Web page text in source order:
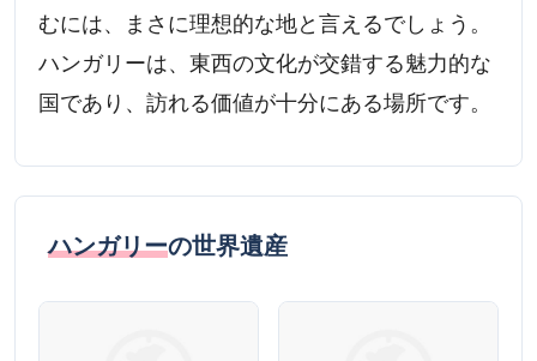
むには、まさに理想的な地と言えるでしょう。
ハンガリーは、東西の文化が交錯する魅力的な
国であり、訪れる価値が十分にある場所です。
ハンガリーの世界遺産